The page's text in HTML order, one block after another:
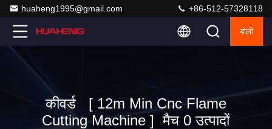
huaheng1995@gmail.com +86-512-57328118
बोली
कीवर्ड [ 12m Min Cnc Flame
Cutting Machine ] मैच 0 उत्पादों